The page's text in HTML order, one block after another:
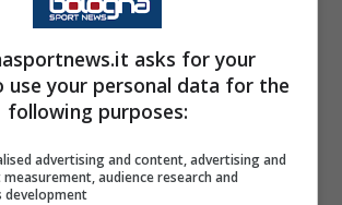
le spalle larghe in
a caso, i bolognesi possono
, con una media di punti subiti
asks for your
use your personal data for the
following purposes:
advertising and content, advertising and
audience research and
development